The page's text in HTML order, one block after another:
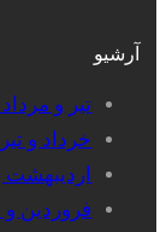
آرشیو
تیر و مرداد 1405
خرداد و تیر 1405
اردیبهشت و
فروردین و